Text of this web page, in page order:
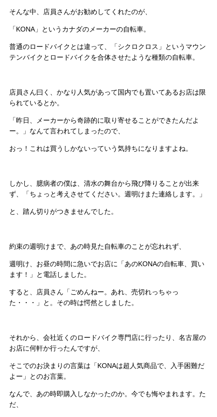
そんな中、店員さんがお勧めしてくれたのが、
「KONA」というカナダのメーカーの自転車。
普通のロードバイクとは違って、「シクロクロス」というマウン
テンバイクとロードバイクを合体させたような種類の自転車。
店員さん曰く、かなり人気があって国内でも置いてあるお店は限
られているとか。
「昨日、メーカーから奇跡的に取り寄せることができたんだよ
ー。」なんて言われてしまったので、
おっ！これは買うしかないっていう気持ちになりますよね。
しかし、臆病者の僕は、清水の舞台から飛び降りることが出来
ず、「ちょっと考えさせてください。週明けまた連絡します。」
と、踏ん切りがつきませんでした。
約束の週明けまで、あの時見た自転車のことが忘れれず、
週明け、お昼の時間に急いでお店に「あのKONAの自転車、買い
ます！」と電話しました。
すると、店員さん「ごめんねー。あれ、売切れっちゃっ
た・・・」と。その時は愕然としました。
それから、会社近くのロードバイク専門店に行ったり、名古屋の
お店に何軒か行ったんですが、
そこでのお決まりの言葉は「KONAは超人気商品で、入手困難だ
よー」とのお言葉。
なんで、あの時即購入しなかったのか。今でも悔やまれます。た
だ、